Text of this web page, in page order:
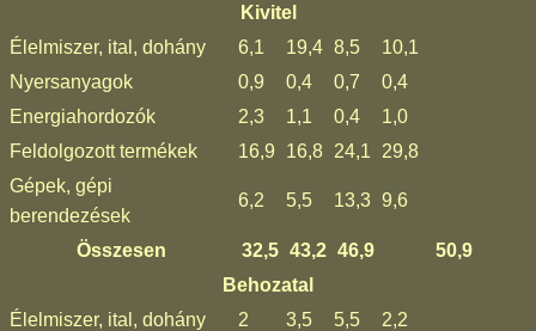
Kivitel
Élelmiszer, ital, dohány
6,1 19,4 8,5
10,1
Nyersanyagok
0,9 0,4 0,7
0,4
Energiahordozók
2,3 1,1 0,4
1,0
Feldolgozott termékek
16,9 16,8 24,1
29,8
Gépek, gépi
berendezések
6,2 5,5 13,3 9,6
Összesen 32,5 43,2 46,9
50,9
Behozatal
Élelmiszer, ital, dohány
2 3,5 5,5
2,2